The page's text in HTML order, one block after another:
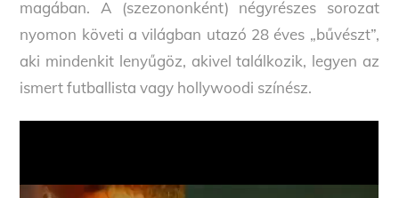
magában. A (szezononként) négyrészes sorozat
nyomon követi a világban utazó 28 éves „bűvészt”,
aki mindenkit lenyűgöz, akivel találkozik, legyen az
ismert futballista vagy hollywoodi színész.